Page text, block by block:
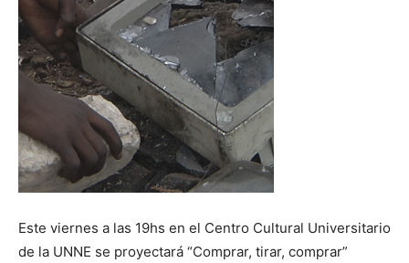
Este viernes a las 19hs en el Centro Cultural Universitario
de la UNNE se proyectará “Comprar, tirar, comprar”